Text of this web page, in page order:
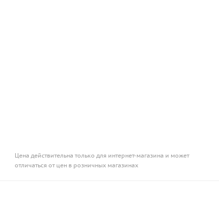
Цена действительна только для интернет-магазина и может
отличаться от цен в розничных магазинах